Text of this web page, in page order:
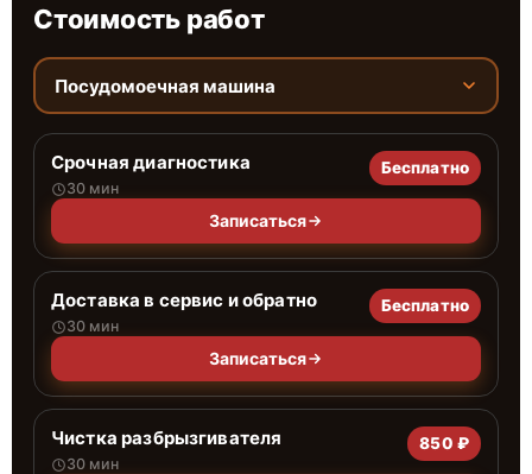
Стоимость работ
Посудомоечная машина
Срочная диагностика
30 мин
Бесплатно
Записаться
Доставка в сервис и обратно
30 мин
Бесплатно
Записаться
Чистка разбрызгивателя
30 мин
850 ₽